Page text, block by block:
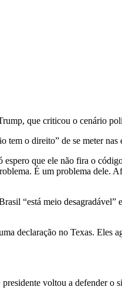
que criticou o cenário
o direito” de se meter
que ele não fira o
É um problema dele.
“está meio
declaração no Texas. Eles
voltou a defender o